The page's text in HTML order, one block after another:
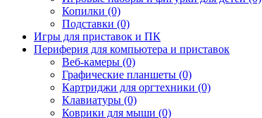
Копилки (0)
Подставки (0)
Игры для приставок и ПК
Периферия для компьютера и приставок
Веб-камеры (0)
Графические планшеты (0)
Картриджи для оргтехники (0)
Клавиатуры (0)
Коврики для мыши (0)